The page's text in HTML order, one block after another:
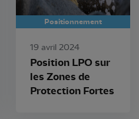
Positionnement
19 avril 2024
Position LPO sur
les Zones de
Protection Fortes